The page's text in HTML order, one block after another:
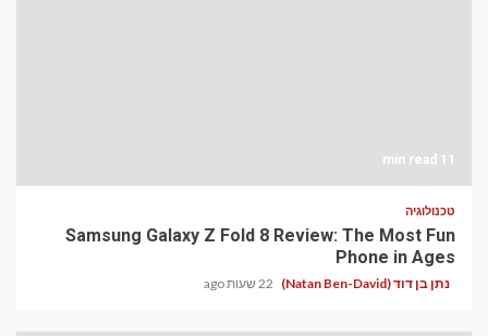
11 min read
טכנולוגיה
Samsung Galaxy Z Fold 8 Review: The Most Fun
Phone in Ages
נתן בן דוד (Natan Ben-David) 22 שעות ago